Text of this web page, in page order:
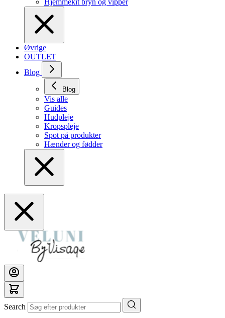
Hjemmekit bryn og vipper
Øvrige
OUTLET
Blog
Blog
Vis alle
Guides
Hudpleje
Kropspleje
Spot på produkter
Hænder og fødder
Search